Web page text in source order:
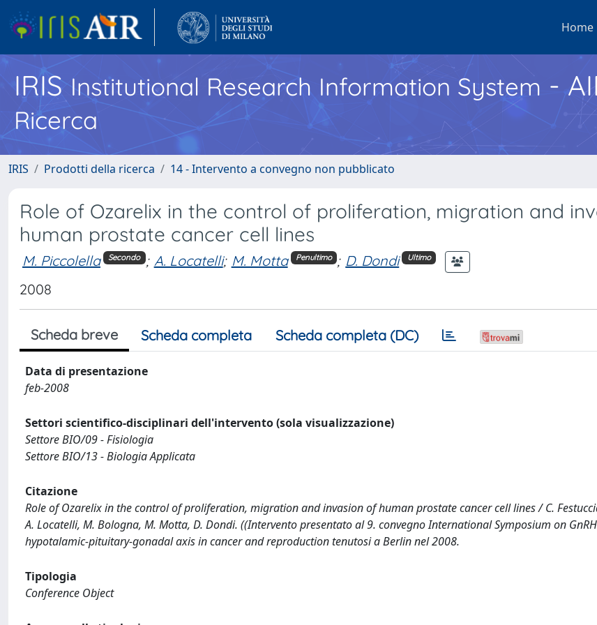
Home
IRISInstitutional Research Information System -
Ricerca
IRIS Prodotti della ricerca 14 - Intervento a convegno non pubblicato
Role of Ozarelix in the control of proliferation, migration and
human prostate cancer cell lines
M. Piccolella Secondo ; A. Locatelli; M. Motta Penultimo ; D. Dondi Ultimo
2008
Scheda breve Scheda completa Scheda completa (DC)
Data di presentazione
feb-2008
Settori scientifico-disciplinari dell'intervento (sola visualizzazione)
Settore BIO/09 - Fisiologia
Settore BIO/13 - Biologia Applicata
Citazione
Role of Ozarelix in the control of proliferation, migration and invasion of human prostate cancer cell lines / C.
A. Locatelli, M. Bologna, M. Motta, D. Dondi. ((Intervento presentato al 9. convegno International Symposium on
hypotalamic-pituitary-gonadal axis in cancer and reproduction tenutosi a Berlin nel 2008.
Tipologia
Conference Object